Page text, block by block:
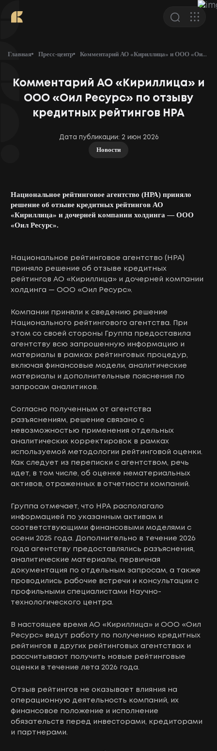
Инвесторам
Главная Пресс-центр Комментарий АО «Кириллица» и ООО «Оил Ресурс» по отзыву кредитных рейтингов НРА
Комментарий АО «Кириллица» и
ООО «Оил Ресурс» по отзыву
кредитных рейтингов НРА
Новости
Дата публикации: 2 июн 2026
Национальное рейтинговое агентство (НРА) приняло
решение об отзыве кредитных рейтингов АО
«Кириллица» и дочерней компании холдинга — ООО
«Оил Ресурс».
Национальное рейтинговое агентство (НРА)
приняло решение об отзыве кредитных
рейтингов АО «Кириллица» и дочерней компании
холдинга — ООО «Оил Ресурс».
Компании приняли к сведению решение
Национального рейтингового агентства. При
этом со своей стороны Группа предоставила
агентству всю запрошенную информацию и
материалы в рамках рейтинговых процедур,
включая финансовые модели, аналитические
материалы и дополнительные пояснения по
запросам аналитиков.
Согласно полученным от агентства
разъяснениям, решение связано с
невозможностью применения отдельных
аналитических корректировок в рамках
используемой методологии рейтинговой оценки.
Как следует из переписки с агентством, речь
идет, в том числе, об оценке нематериальных
активов, отраженных в отчетности компаний.
Группа отмечает, что НРА располагало
информацией по указанным активам и
соответствующими финансовыми моделями с
осени 2025 года. Дополнительно в течение 2026
года агентству предоставлялись разъяснения,
аналитические материалы, первичная
документация по отдельным запросам, а также
проводились рабочие встречи и консультации с
профильными специалистами Научно-
технологического центра.
В настоящее время АО «Кириллица» и ООО «Оил
Ресурс» ведут работу по получению кредитных
рейтингов в других рейтинговых агентствах и
рассчитывают получить новые рейтинговые
оценки в течение лета 2026 года.
Отзыв рейтингов не оказывает влияния на
операционную деятельность компаний, их
финансовое положение и исполнение
обязательств перед инвесторами, кредиторами
и партнерами.